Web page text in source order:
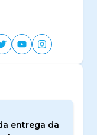
entrega da